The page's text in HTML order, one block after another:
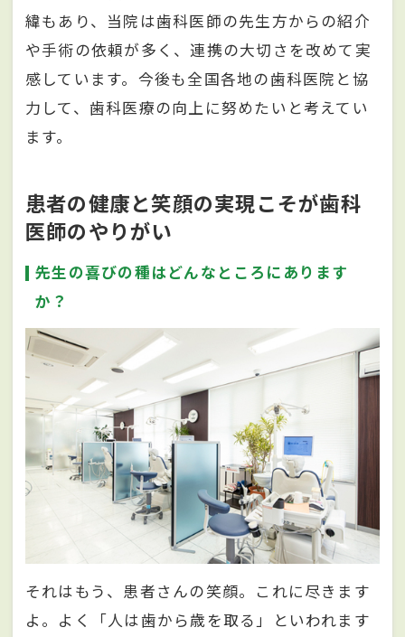
緯もあり、当院は歯科医師の先生方からの紹介
や手術の依頼が多く、連携の大切さを改めて実
感しています。今後も全国各地の歯科医院と協
力して、歯科医療の向上に努めたいと考えてい
ます。
患者の健康と笑顔の実現こそが歯科
医師のやりがい
先生の喜びの種はどんなところにあります
か？
それはもう、患者さんの笑顔。これに尽きます
よ。よく「人は歯から歳を取る」といわれます